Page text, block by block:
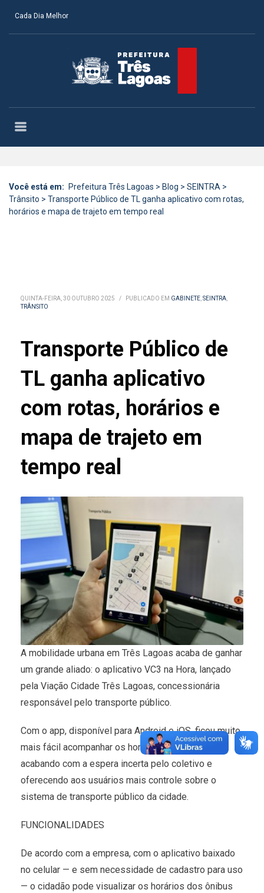
Cada Dia Melhor
Você está em: Prefeitura Três Lagoas > Blog > SEINTRA >
Trânsito > Transporte Público de TL ganha aplicativo com rotas,
horários e mapa de trajeto em tempo real
QUINTA-FEIRA, 30 OUTUBRO 2025 / PUBLICADO EM GABINETE,SEINTRA,
TRÂNSITO
Transporte Público de
TL ganha aplicativo
com rotas, horários e
mapa de trajeto em
tempo real
A mobilidade urbana em Três Lagoas acaba de ganhar
um grande aliado: o aplicativo VC3 na Hora, lançado
pela Viação Cidade Três Lagoas, concessionária
responsável pelo transporte público.
Com o app, disponível para Android e iOS, ficou muito
mais fácil acompanhar os horários dos ônibus,
acabando com a espera incerta pelo coletivo e
oferecendo aos usuários mais controle sobre o
sistema de transporte público da cidade.
FUNCIONALIDADES
De acordo com a empresa, com o aplicativo baixado
no celular — e sem necessidade de cadastro para uso
— o cidadão pode visualizar os horários dos ônibus